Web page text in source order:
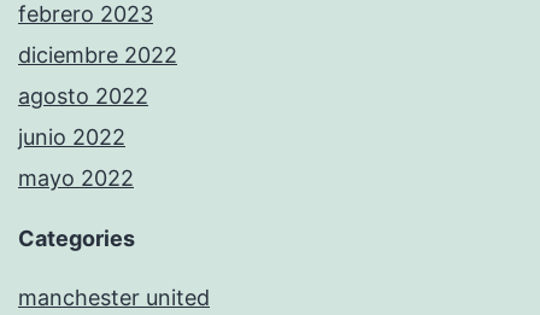
febrero 2023
diciembre 2022
agosto 2022
junio 2022
mayo 2022
Categories
manchester united